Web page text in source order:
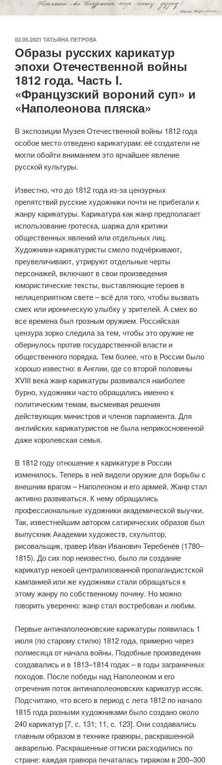
ОПУБЛИКОВАНО
02.05.2021 ТАТЬЯНА ПЕТРОВА
Образы русских карикатур
эпохи Отечественной войны
1812 года. Часть I.
«Французский вороний суп» и
«Наполеонова пляска»
В экспозиции Музея Отечественной войны 1812 года
особое место отведено карикатурам: её создатели не
могли обойти вниманием это ярчайшее явление
русской культуры.
Известно, что до 1812 года из-за цензурных
препятствий русские художники почти не прибегали к
жанру карикатуры. Карикатура как жанр предполагает
использование гротеска, шаржа для критики
общественных явлений или отдельных лиц.
Художники-карикатуристы смело подчёркивают,
преувеличивают, утрируют отдельные черты
персонажей, включают в свои произведения
юмористические тексты, выставляющие героев в
нелицеприятном свете – всё для того, чтобы вызвать
смех или ироническую улыбку у зрителей. А смех во
все времена был грозным оружием. Российская
цензура зорко следила за тем, чтобы это оружие не
обернулось против государственной власти и
общественного порядка. Тем более, что в России было
хорошо известно: в Англии, где со второй половины
XVIII века жанр карикатуры развивался наиболее
бурно, художники часто обращались именно к
политическим темам, высмеивая решения
действующих министров и членов парламента. Для
английских карикатуристов не была неприкосновенной
даже королевская семья.
В 1812 году отношение к карикатуре в России
изменилось. Теперь в ней видели оружие для борьбы с
внешним врагом – Наполеоном и его армией. Жанр стал
активно развиваться. К нему обращались
профессиональные художники академической выучки.
Так, известнейшим автором сатирических образов был
выпускник Академии художеств, скульптор,
рисовальщик, гравер Иван Иванович Теребенёв (1780–
1815). До сих пор неизвестно, было ли создание
карикатур некоей централизованной пропагандистской
кампанией или же художники стали обращаться к
этому жанру по собственному почину. Но можно
говорить уверенно: жанр стал востребован и любим.
Первые антинаполеоновские карикатуры появилась 1
июля (по старому стилю) 1812 года, примерно через
полмесяца от начала войны. Подобные произведения
создавались и в 1813–1814 годах – в годы заграничных
походов. После победы над Наполеоном и его
отречения поток антинаполеоновских карикатур иссяк.
Подсчитано, что всего в период с лета 1812 по начало
1815 года разными художниками было создано около
240 карикатур [7, с. 131; 11, c. 123]. Они создавались
главным образом в технике гравюры, раскрашенной
акварелью. Раскрашенные оттиски расходились по
стране: каждая гравюра печаталась тиражом в 200–300